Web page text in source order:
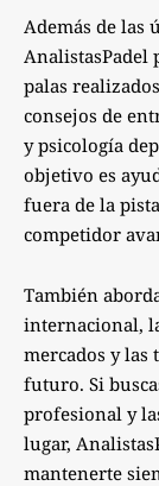
Además de las
AnalistasPadel
palas
consejos de
y psicología
objetivo es
fuera de la
competidor
También
internacional,
mercados y las
futuro. Si
profesional y
lugar,
mantenerte